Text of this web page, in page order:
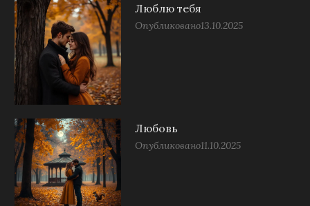
Люблю тебя
Опубликовано13.10.2025
Любовь
Опубликовано11.10.2025